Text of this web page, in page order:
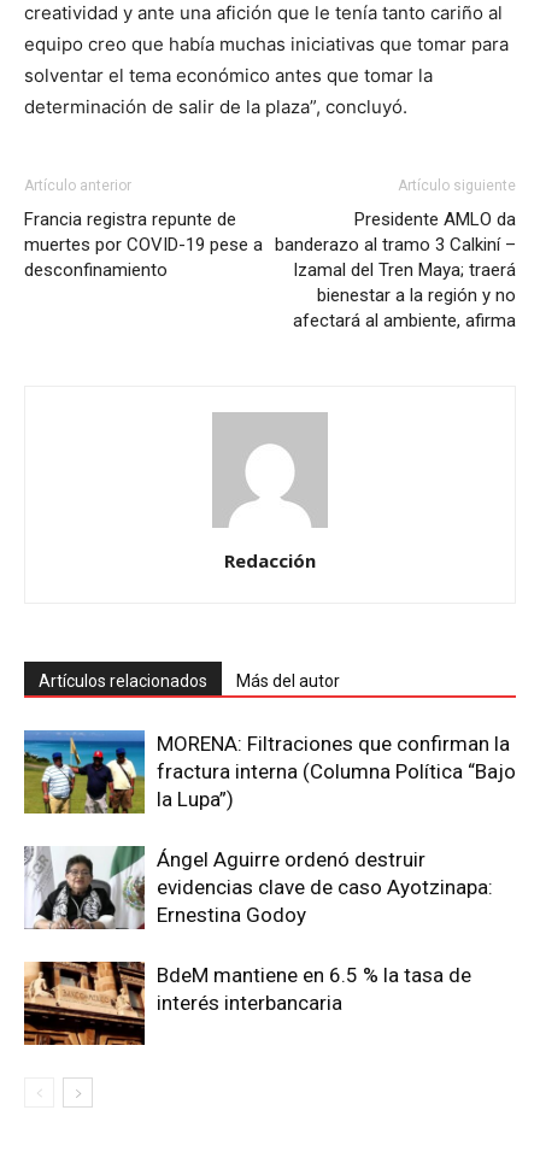
creatividad y ante una afición que le tenía tanto cariño al
equipo creo que había muchas iniciativas que tomar para
solventar el tema económico antes que tomar la
determinación de salir de la plaza”, concluyó.
Artículo anterior
Francia registra repunte de
muertes por COVID-19 pese a
desconfinamiento
Artículo siguiente
Presidente AMLO da
banderazo al tramo 3 Calkiní –
Izamal del Tren Maya; traerá
bienestar a la región y no
afectará al ambiente, afirma
Redacción
Artículos relacionados Más del autor
MORENA: Filtraciones que confirman la
fractura interna (Columna Política “Bajo
la Lupa”)
Ángel Aguirre ordenó destruir
evidencias clave de caso Ayotzinapa:
Ernestina Godoy
BdeM mantiene en 6.5 % la tasa de
interés interbancaria